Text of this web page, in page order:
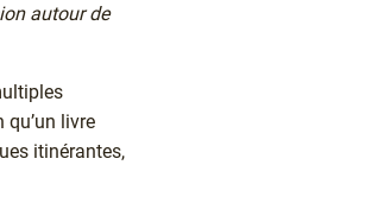
autour de
livre
itinérantes,